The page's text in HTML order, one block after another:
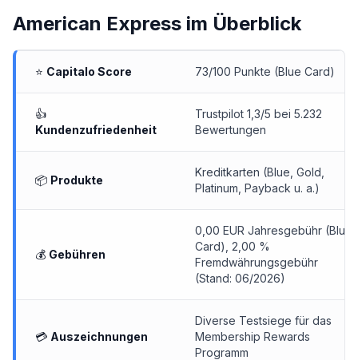
American Express im Überblick
⭐ Capitalo Score 73/100 Punkte (Blue Card)
👍
Kundenzufriedenheit
Trustpilot 1,3/5 bei 5.232
Bewertungen
📦 Produkte
Kreditkarten (Blue, Gold,
Platinum, Payback u. a.)
💰 Gebühren
0,00 EUR Jahresgebühr (Blue
Card), 2,00 %
Fremdwährungsgebühr
(Stand: 06/2026)
💳 Auszeichnungen
Diverse Testsiege für das
Membership Rewards
Programm